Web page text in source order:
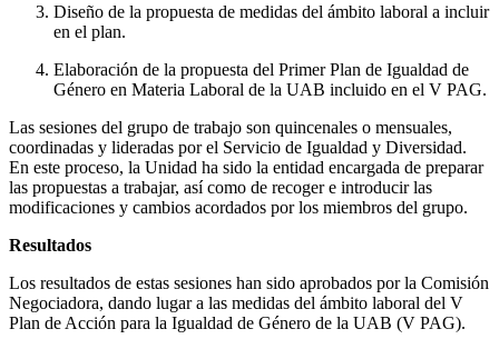
Diseño de la propuesta de medidas del ámbito laboral a incluir
en el plan.
Elaboración de la propuesta del Primer Plan de Igualdad de
Género en Materia Laboral de la UAB incluido en el V PAG.
Las sesiones del grupo de trabajo son quincenales o mensuales,
coordinadas y lideradas por el Servicio de Igualdad y Diversidad.
En este proceso, la Unidad ha sido la entidad encargada de preparar
las propuestas a trabajar, así como de recoger e introducir las
modificaciones y cambios acordados por los miembros del grupo.
Resultados
Los resultados de estas sesiones han sido aprobados por la Comisión
Negociadora, dando lugar a las medidas del ámbito laboral del V
Plan de Acción para la Igualdad de Género de la UAB (V PAG).